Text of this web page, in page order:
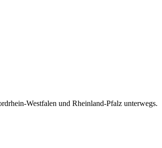
Westfalen und Rheinland-Pfalz unterwegs.